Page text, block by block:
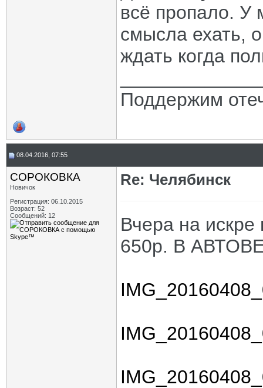
всё пропало.
смысла ехать,
ждать когда
Поддержим
08.04.2016, 07:55
СОРОКОВКА
Новичок
Регистрация: 06.10.2015
Возраст: 52
Сообщений: 12
Re: Челябинск
Вчера на искре
650р. В